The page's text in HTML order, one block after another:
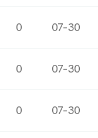
0 07-30
0 07-30
0 07-30